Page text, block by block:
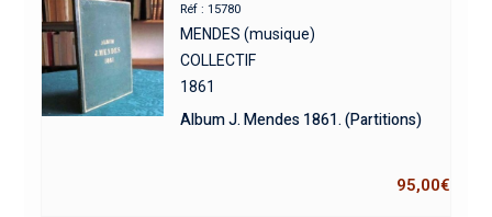
Réf : 15780
MENDES (musique)
COLLECTIF
1861
Album J. Mendes 1861. (Partitions)
95,00€